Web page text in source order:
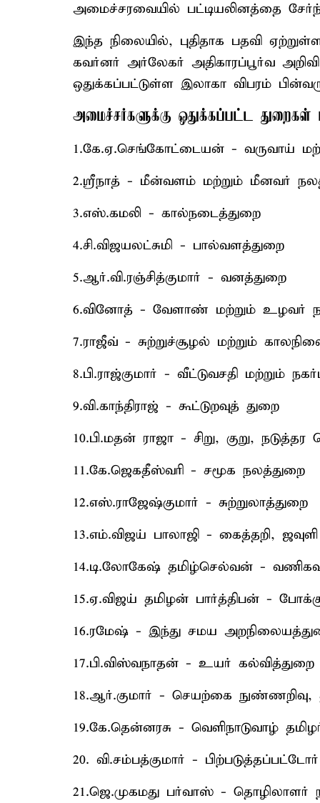
அமைச்சரவையில் பட்டியலினத்தை
இந்த நிலையில், புதிதாக பதவி
கவர்னர் அர்லேகர் அதிகாரப்பூர்வ
ஒதுக்கப்பட்டுள்ள இலாகா விபரம்
அமைச்சர்களுக்கு ஒதுக்கப்பட்ட துறைகள்
1.கே.ஏ.செங்கோட்டையன் - வருவாய்
2.ஸ்ரீநாத் - மீன்வளம் மற்றும் மீனவர்
3.எஸ்.கமலி - கால்நடைத்துறை
4.சி.விஜயலட்சுமி - பால்வளத்துறை
5.ஆர்.வி.ரஞ்சித்குமார் - வனத்துறை
6.வினோத் - வேளாண் மற்றும் உழவர்
7.ராஜீவ் - சுற்றுச்சூழல் மற்றும்
8.பி.ராஜ்குமார் - வீட்டுவசதி மற்றும்
9.வி.காந்திராஜ் - கூட்டுறவுத் துறை
10.பி.மதன் ராஜா - சிறு, குறு,
11.கே.ஜெகதீஸ்வரி - சமூக நலத்துறை
12.எஸ்.ராஜேஷ்குமார் - சுற்றுலாத்துறை
13.எம்.விஜய் பாலாஜி - கைத்தறி,
14.டி.லோகேஷ் தமிழ்செல்வன் -
15.ஏ.விஜய் தமிழன் பார்த்திபன் -
16.ரமேஷ் - இந்து சமய
17.பி.விஸ்வநாதன் - உயர் கல்வித்துறை
18.ஆர்.குமார் - செயற்கை
19.கே.தென்னரசு - வெளிநாடுவாழ்
20. வி.சம்பத்குமார் -
21.ஜெ.முகமது பர்வாஸ் - தொழிலாளர்